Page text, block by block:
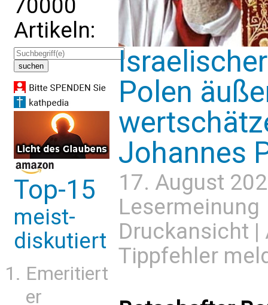
70000
Artikeln:
Top-15
meist-
diskutiert
Emeritiert
er
Polen
Johannes
17. August
Lesermeinung
Druckansicht |
Tippfehler